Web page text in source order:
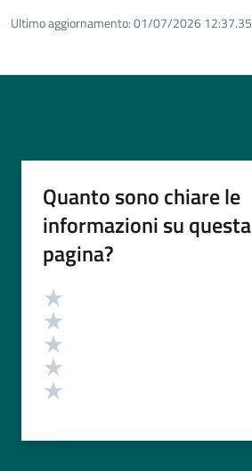
Ultimo aggiornamento:01/07/2026 12:37.35
Quanto sono chiare le
informazioni su questa
pagina?
Valutazione